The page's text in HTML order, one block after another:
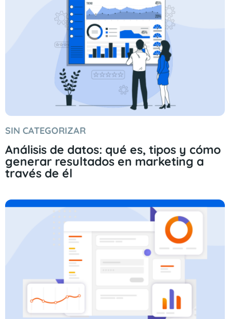
SIN CATEGORIZAR
Análisis de datos: qué es, tipos y cómo
generar resultados en marketing a
través de él